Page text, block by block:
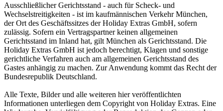
Ausschließlicher Gerichtsstand - auch für Scheck- und
Wechselstreitigkeiten - ist im kaufmännischen Verkehr München,
der Ort des Geschäftssitzes der Holiday Extras GmbH, sofern
zulässig. Sofern ein Vertragspartner keinen allgemeinen
Gerichtsstand im Inland hat, gilt München als Gerichtsstand. Die
Holiday Extras GmbH ist jedoch berechtigt, Klagen und sonstige
gerichtliche Verfahren auch am allgemeinen Gerichtsstand des
Gastes anhängig zu machen. Zur Anwendung kommt das Recht der
Bundesrepublik Deutschland.
Alle Texte, Bilder und alle weiteren hier veröffentlichten
Informationen unterliegen dem Copyright von Holiday Extras. Eine